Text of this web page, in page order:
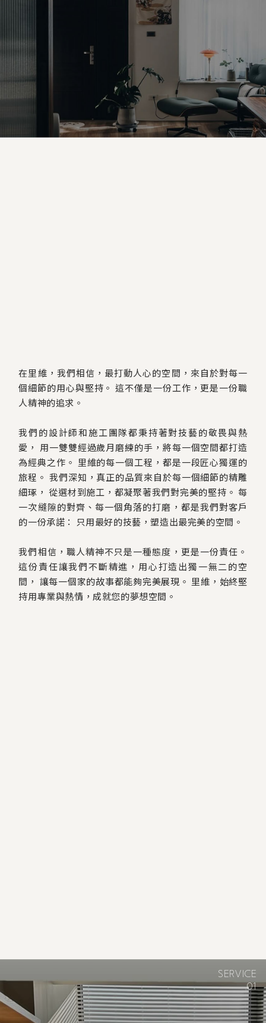
在里維，我們相信，最打動人心的空間，來自於對每一
個細節的用心與堅持。這不僅是一份工作，更是一份職
人精神的追求。
我們的設計師和施工團隊都秉持著對技藝的敬畏與熱
愛， 用一雙雙經過歲月磨練的手，將每一個空間都打造
為經典之作。 里維的每一個工程，都是一段匠心獨運的
旅程。 我們深知，真正的品質來自於每一個細節的精雕
細琢，從選材到施工，都凝聚著我們對完美的堅持。每
一次縫隙的對齊、每一個角落的打磨，都是我們對客戶
的一份承諾： 只用最好的技藝，塑造出最完美的空間。
我們相信，職人精神不只是一種態度，更是一份責任。
這份責任讓我們不斷精進，用心打造出獨一無二的空
間， 讓每一個家的故事都能夠完美展現。 里維，始終堅
持用專業與熱情，成就您的夢想空間。
SERVICE
01